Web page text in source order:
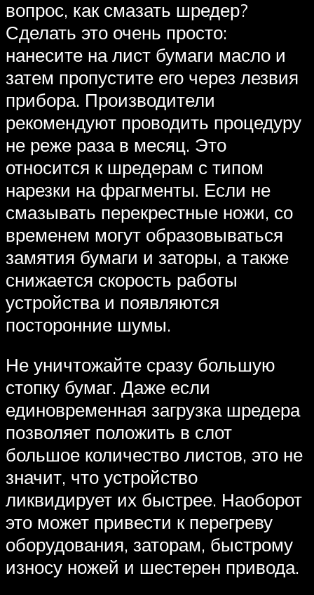
вопрос, как смазать шредер?
Сделать это очень просто:
нанесите на лист бумаги масло и
затем пропустите его через лезвия
прибора. Производители
рекомендуют проводить процедуру
не реже раза в месяц. Это
относится к шредерам с типом
нарезки на фрагменты. Если не
смазывать перекрестные ножи, со
временем могут образовываться
замятия бумаги и заторы, а также
снижается скорость работы
устройства и появляются
посторонние шумы.
Не уничтожайте сразу большую
стопку бумаг. Даже если
единовременная загрузка шредера
позволяет положить в слот
большое количество листов, это не
значит, что устройство
ликвидирует их быстрее. Наоборот
это может привести к перегреву
оборудования, заторам, быстрому
износу ножей и шестерен привода.